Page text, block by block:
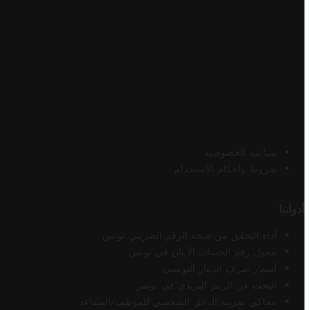
سياسة الخصوصية
شروط وأحكام الاستخدام
أدواتنا
أداة التحقق من صحة الرقم الضريبي تونس
محول رقم الحساب الآيبان في تونس
أسعار صرف الدينار التونسي
البحث عن الرمز البريدي في تونس
محاكي ضريبة الدخل الشخصي للموظف/المتقاعد